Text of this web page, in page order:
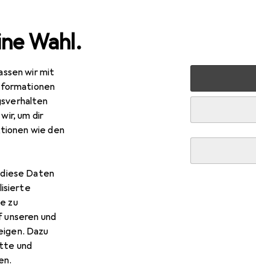
Wahl.
wir mit
um dir
wie den
Daten
zu
und
Dazu
und
Smartphone Zubehör